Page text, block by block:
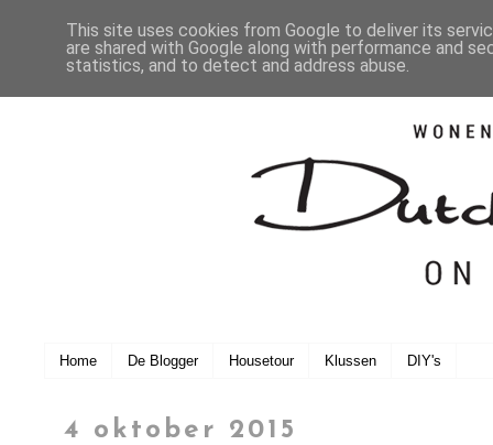
Home De Blogger Housetour Klussen DIY's
4 oktober 2015
This site uses cookies from Google to deliver its
are shared with Google along with performance and
statistics, and to detect and address abuse.